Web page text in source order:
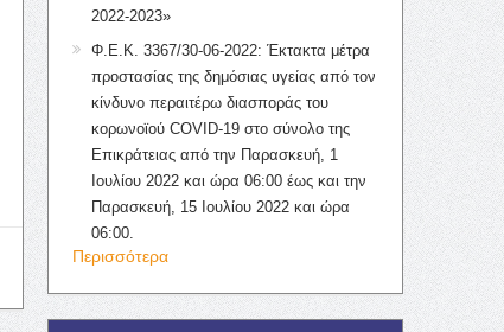
2022-2023»
Φ.Ε.Κ. 3367/30-06-2022: Έκτακτα μέτρα
προστασίας της δημόσιας υγείας από τον
κίνδυνο περαιτέρω διασποράς του
κορωνοϊού COVID-19 στο σύνολο της
Επικράτειας από την Παρασκευή, 1
Ιουλίου 2022 και ώρα 06:00 έως και την
Παρασκευή, 15 Ιουλίου 2022 και ώρα
06:00.
Περισσότερα